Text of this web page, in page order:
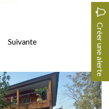
Créer une alerte
Suivante